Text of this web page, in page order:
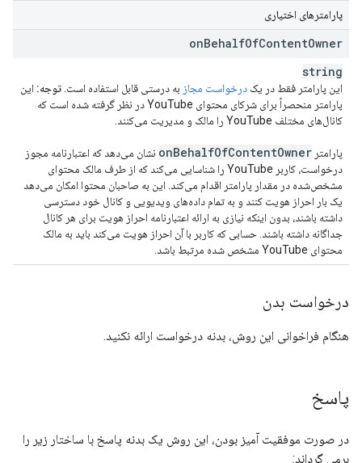
پارامترهای اختیاری
onBehalfOfContentOwner
string
این پارامتر فقط در یک درخواست مجاز به درستی قابل استفاده است. توجه: این
پارامتر منحصراً برای شرکای محتوای YouTube در نظر گرفته شده است که
کانال‌های مختلف YouTube را مالک و مدیریت می‌کنند.
پارامتر onBehalfOfContentOwner
نشان می‌دهد که اعتبارنامه مجوز
درخواست، کاربر YouTube را شناسایی می‌کند که از طرف مالک محتوای
مشخص‌شده در مقدار پارامتر اقدام می‌کند. این به صاحبان محتوا امکان می‌دهد
یک بار احراز هویت کنند و به تمام داده‌های ویدیویی و کانال خود دسترسی
داشته باشند، بدون اینکه نیازی به ارائه اعتبارنامه احراز هویت برای هر کانال
جداگانه داشته باشند. حسابی که کاربر با آن احراز هویت می‌کند باید به مالک
محتوای YouTube مشخص شده مرتبط باشد.
درخواست بدن
هنگام فراخوانی این روش، بدنه درخواست ارائه نکنید.
پاسخ
در صورت موفقیت آمیز بودن، این روش یک بدنه پاسخ با ساختار زیر را
برمی گرداند: